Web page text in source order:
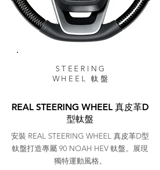
STEERING
WHEEL 軚盤
REAL STEERING WHEEL 真皮革D
型軚盤
安裝 REAL STEERING WHEEL 真皮革D型
軚盤打造專屬 90 NOAH HEV 軚盤。展現
獨特運動風格。